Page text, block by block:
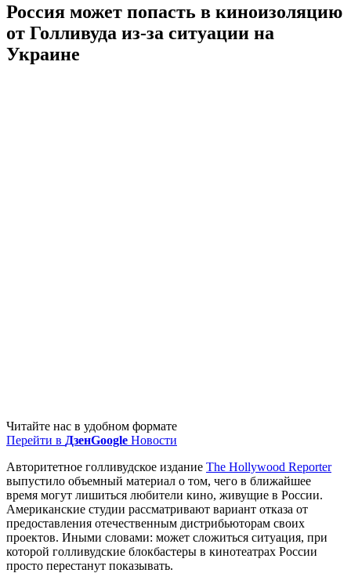
Россия может попасть в киноизоляцию
от Голливуда из-за ситуации на
Украине
Читайте нас в удобном формате
Перейти в ДзенGoogle Новости
Авторитетное голливудское издание The Hollywood Reporter
выпустило объемный материал о том, чего в ближайшее
время могут лишиться любители кино, живущие в России.
Американские студии рассматривают вариант отказа от
предоставления отечественным дистрибьюторам своих
проектов. Иными словами: может сложиться ситуация, при
которой голливудские блокбастеры в кинотеатрах России
просто перестанут показывать.